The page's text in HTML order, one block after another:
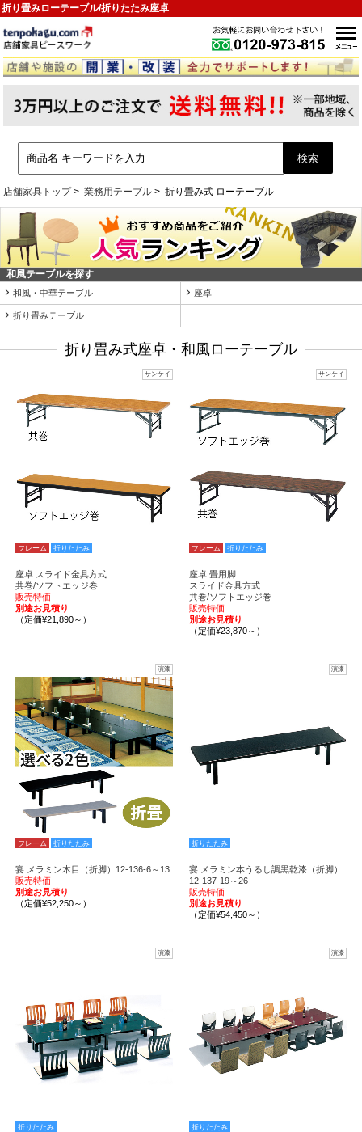
折り畳みローテーブル/折りたたみ座卓
店舗家具トップ 業務用テーブル 折り畳み式 ローテーブル
和風テーブルを探す
和風・中華テーブル 座卓
折り畳みテーブル
折り畳み式座卓・和風ローテーブル
サンケイ
フレーム 折りたたみ
座卓 スライド金具方式
共巻/ソフトエッジ巻
販売特価
別途お見積り
（定価¥21,890～）
サンケイ
フレーム 折りたたみ
座卓 畳用脚
スライド金具方式
共巻/ソフトエッジ巻
販売特価
別途お見積り
（定価¥23,870～）
演漆
フレーム 折りたたみ
宴 メラミン木目（折脚）12-136-6～13
販売特価
別途お見積り
（定価¥52,250～）
演漆
折りたたみ
宴 メラミン本うるし調黒乾漆（折脚）
12-137-19～26
販売特価
別途お見積り
（定価¥54,450～）
演漆
折りたたみ
演漆
折りたたみ